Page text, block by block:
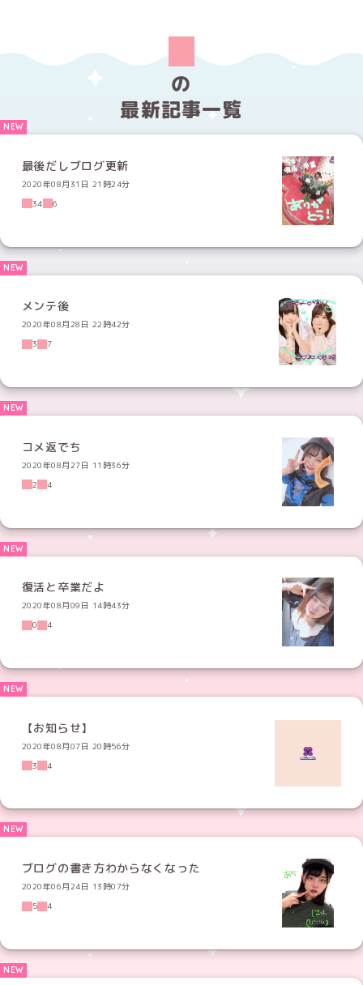
の
最新記事一覧
最後だしブログ更新
2020年08月31日 21時24分
34
6
メンテ後
2020年08月28日 22時42分
3
7
コメ返でち
2020年08月27日 11時36分
2
4
復活と卒業だよ
2020年08月09日 14時43分
0
4
【お知らせ】
2020年08月07日 20時56分
3
4
ブログの書き方わからなくなった
2020年06月24日 13時07分
5
4